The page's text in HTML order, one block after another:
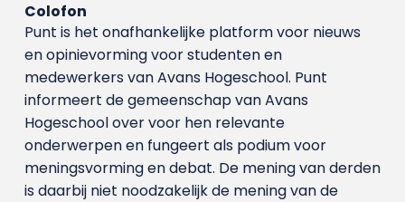
Colofon
Punt is het onafhankelijke platform voor nieuws
en opinievorming voor studenten en
medewerkers van Avans Hoge­school. Punt
informeert de gemeenschap van Avans
Hogeschool over voor hen relevante
onderwerpen en fungeert als podium voor
meningsvorming en debat. De mening van derden
is daarbij niet noodzakelijk de mening van de